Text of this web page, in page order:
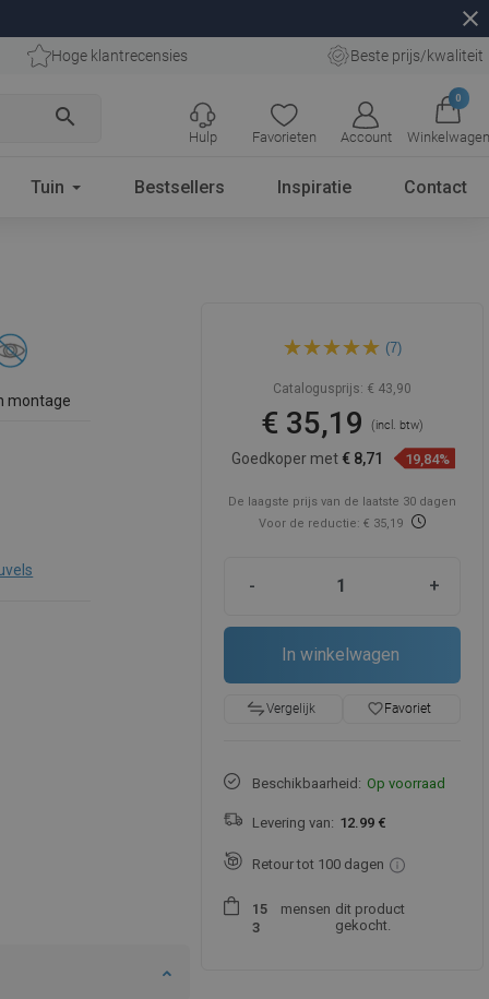
close
Hoge klantrecensies Beste prijs/kwaliteit
search
Favorieten Account
0
Winkelwagen
Hulp
Tuin Bestsellers Inspiratie Contact
montage
handdoekhouder, zwart -
(7)
Catalogusprijs: € 43,90
€ 35,19(incl. btw)
Goedkoper met € 8,71 19,84%
De laagste prijs van de laatste 30 dagen
Voor de reductie: € 35,19
- +
In winkelwagen
Vergelijk favorite_borderFavoriet
Beschikbaarheid: Op voorraad
Levering van: 12.99 €
Retour tot 100 dagen
1 5
3
mensen dit product
gekocht.